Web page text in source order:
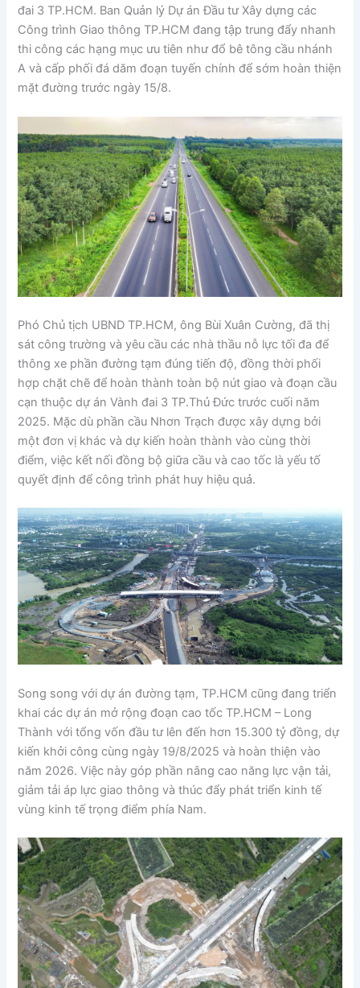
đai 3 TP.HCM. Ban Quản lý Dự án Đầu tư Xây dựng các
Công trình Giao thông TP.HCM đang tập trung đẩy nhanh
thi công các hạng mục ưu tiên như đổ bê tông cầu nhánh
A và cấp phối đá dăm đoạn tuyến chính để sớm hoàn thiện
mặt đường trước ngày 15/8.
Phó Chủ tịch UBND TP.HCM, ông Bùi Xuân Cường, đã thị
sát công trường và yêu cầu các nhà thầu nỗ lực tối đa để
thông xe phần đường tạm đúng tiến độ, đồng thời phối
hợp chặt chẽ để hoàn thành toàn bộ nút giao và đoạn cầu
cạn thuộc dự án Vành đai 3 TP.Thủ Đức trước cuối năm
2025. Mặc dù phần cầu Nhơn Trạch được xây dựng bởi
một đơn vị khác và dự kiến hoàn thành vào cùng thời
điểm, việc kết nối đồng bộ giữa cầu và cao tốc là yếu tố
quyết định để công trình phát huy hiệu quả.
Song song với dự án đường tạm, TP.HCM cũng đang triển
khai các dự án mở rộng đoạn cao tốc TP.HCM – Long
Thành với tổng vốn đầu tư lên đến hơn 15.300 tỷ đồng, dự
kiến khởi công cùng ngày 19/8/2025 và hoàn thiện vào
năm 2026. Việc này góp phần nâng cao năng lực vận tải,
giảm tải áp lực giao thông và thúc đẩy phát triển kinh tế
vùng kinh tế trọng điểm phía Nam.